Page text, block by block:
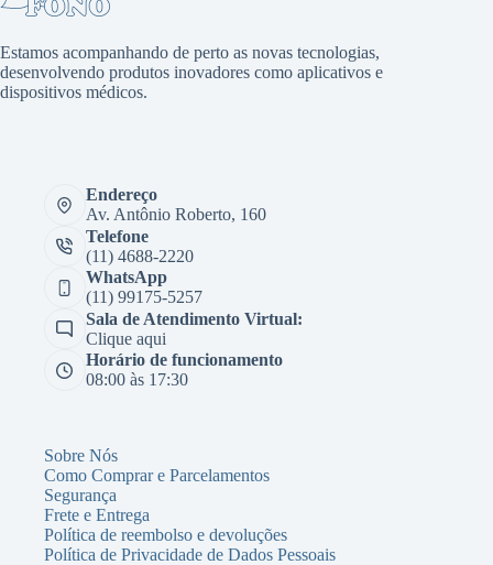
Estamos acompanhando de perto as novas tecnologias,
desenvolvendo produtos inovadores como aplicativos e
dispositivos médicos.
Endereço
Av. Antônio Roberto, 160
Telefone
(11) 4688-2220
WhatsApp
(11) 99175-5257
Sala de Atendimento Virtual:
Clique aqui
Horário de funcionamento
08:00 às 17:30
Sobre Nós
Como Comprar e Parcelamentos
Segurança
Frete e Entrega
Política de reembolso e devoluções
Política de Privacidade de Dados Pessoais